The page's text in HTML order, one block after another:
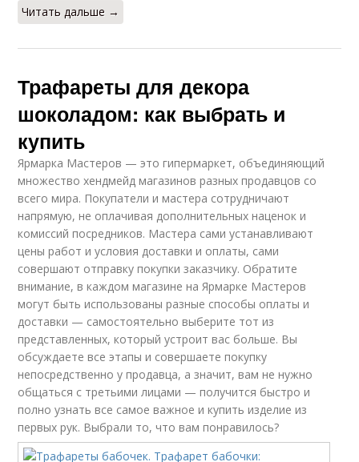
Читать дальше →
Трафареты для декора
шоколадом: как выбрать и
купить
Ярмарка Мастеров — это гипермаркет, объединяющий
множество хендмейд магазинов разных продавцов со
всего мира. Покупатели и мастера сотрудничают
напрямую, не оплачивая дополнительных наценок и
комиссий посредников. Мастера сами устанавливают
цены работ и условия доставки и оплаты, сами
совершают отправку покупки заказчику. Обратите
внимание, в каждом магазине на Ярмарке Мастеров
могут быть использованы разные способы оплаты и
доставки — самостоятельно выберите тот из
представленных, который устроит вас больше. Вы
обсуждаете все этапы и совершаете покупку
непосредственно у продавца, а значит, вам не нужно
общаться с третьими лицами — получится быстро и
полно узнать все самое важное и купить изделие из
первых рук. Выбрали то, что вам понравилось?